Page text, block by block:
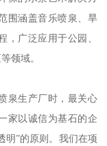
围涵盖音乐喷泉、旱
，广泛应用于公园、
领域。
泉生产厂时，最关心
家以诚信为基石的企
明”的原则。我们在项